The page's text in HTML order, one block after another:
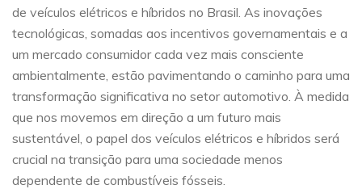
de veículos elétricos e híbridos no Brasil. As inovações
tecnológicas, somadas aos incentivos governamentais e a
um mercado consumidor cada vez mais consciente
ambientalmente, estão pavimentando o caminho para uma
transformação significativa no setor automotivo. À medida
que nos movemos em direção a um futuro mais
sustentável, o papel dos veículos elétricos e híbridos será
crucial na transição para uma sociedade menos
dependente de combustíveis fósseis.